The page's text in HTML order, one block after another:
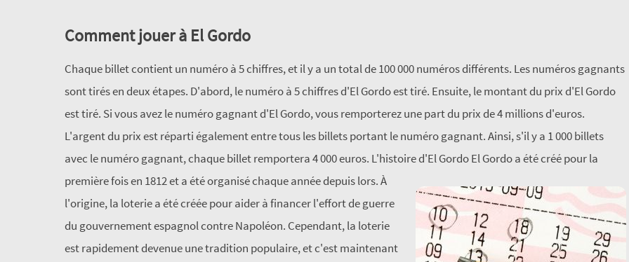
Comment jouer à El Gordo
Chaque billet contient un numéro à 5 chiffres, et il y a un total de 100 000 numéros différents. Les numéros gagnants
sont tirés en deux étapes. D'abord, le numéro à 5 chiffres d'El Gordo est tiré. Ensuite, le montant du prix d'El Gordo
est tiré. Si vous avez le numéro gagnant d'El Gordo, vous remporterez une part du prix de 4 millions d'euros.
L'argent du prix est réparti également entre tous les billets portant le numéro gagnant. Ainsi, s'il y a 1 000 billets
avec le numéro gagnant, chaque billet remportera 4 000 euros. L'histoire d'El GordoEl Gordo a été créé pour la
première fois en 1812 et a été organisé chaque année depuis lors. À
l'origine, la loterie a été créée pour aider à financer l'effort de guerre
du gouvernement espagnol contre Napoléon. Cependant, la loterie
est rapidement devenue une tradition populaire, et c'est maintenant